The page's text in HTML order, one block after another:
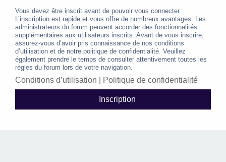
Vous devez être inscrit avant de pouvoir vous connecter.
L’inscription est rapide et vous offre de nombreux avantages. Les
administrateurs du forum peuvent accorder des fonctionnalités
supplémentaires aux utilisateurs inscrits. Avant de vous inscrire,
assurez-vous d’avoir pris connaissance de nos conditions
d’utilisation et de notre politique de confidentialité. Veuillez
également prendre le temps de consulter attentivement toutes les
règles du forum lors de votre navigation.
Conditions d’utilisation Politique de confidentialité
Inscription